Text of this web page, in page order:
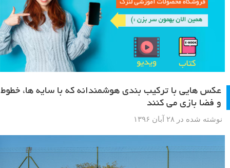
عکس هایی با ترکیب بندی هوشمندانه که با سایه ها، خطوط
و فضا بازی می کنند
نوشته شده در ۲۸ آبان ۱۳۹۶